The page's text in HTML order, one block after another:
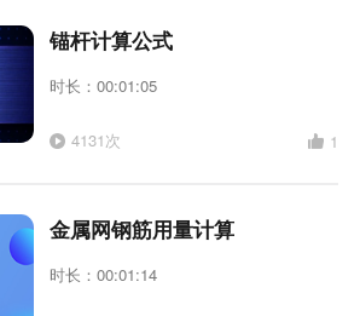
锚杆计算公式
时长：00:01:05
4131次 1
金属网钢筋用量计算
时长：00:01:14